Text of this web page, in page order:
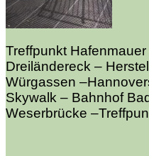
Treffpunkt
Dreiländereck –
Würgassen
Skywalk – Bahnhof
Weserbrücke